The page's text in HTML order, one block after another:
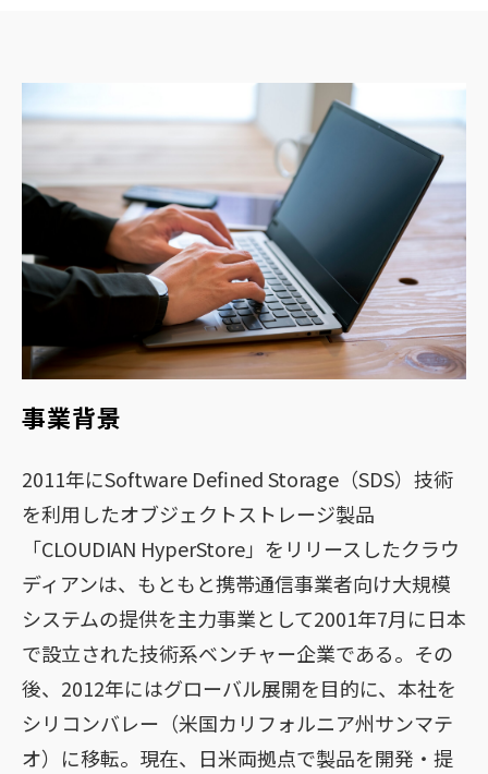
事業背景
2011年にSoftware Defined Storage（SDS）技術
を利用したオブジェクトストレージ製品
「CLOUDIAN HyperStore」をリリースしたクラウ
ディアンは、もともと携帯通信事業者向け大規模
システムの提供を主力事業として2001年7月に日本
で設立された技術系ベンチャー企業である。その
後、2012年にはグローバル展開を目的に、本社を
シリコンバレー（米国カリフォルニア州サンマテ
オ）に移転。現在、日米両拠点で製品を開発・提